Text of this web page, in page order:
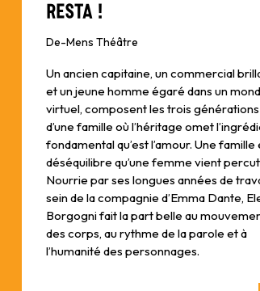
Resta !
De-Mens Théâtre
Un ancien capitaine, un commercial
et un jeune homme égaré dans un
virtuel, composent les trois générations
d’une famille où l’héritage omet
fondamental qu’est l’amour. Une famille
déséquilibre qu’une femme vient
Nourrie par ses longues années de
sein de la compagnie d’Emma Dante,
Borgogni fait la part belle au
des corps, au rythme de la parole et à
l’humanité des personnages.